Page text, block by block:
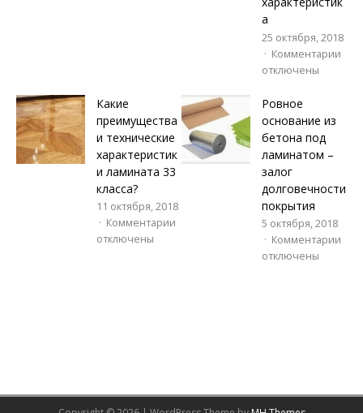
а
25 октября, 2018
Комментарии
отключены
Какие
преимущества
и технические
характеристик
и ламината 33
класса?
11 октября, 2018
Комментарии
отключены
Ровное
основание из
бетона под
ламинатом –
залог
долговечности
покрытия
5 октября, 2018
Комментарии
отключены